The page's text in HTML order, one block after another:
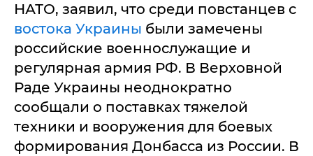
НАТО, заявил, что среди повстанцев с
востока Украины были замечены
российские военнослужащие и
регулярная армия РФ. В Верховной
Раде Украины неоднократно
сообщали о поставках тяжелой
техники и вооружения для боевых
формирования Донбасса из России. В